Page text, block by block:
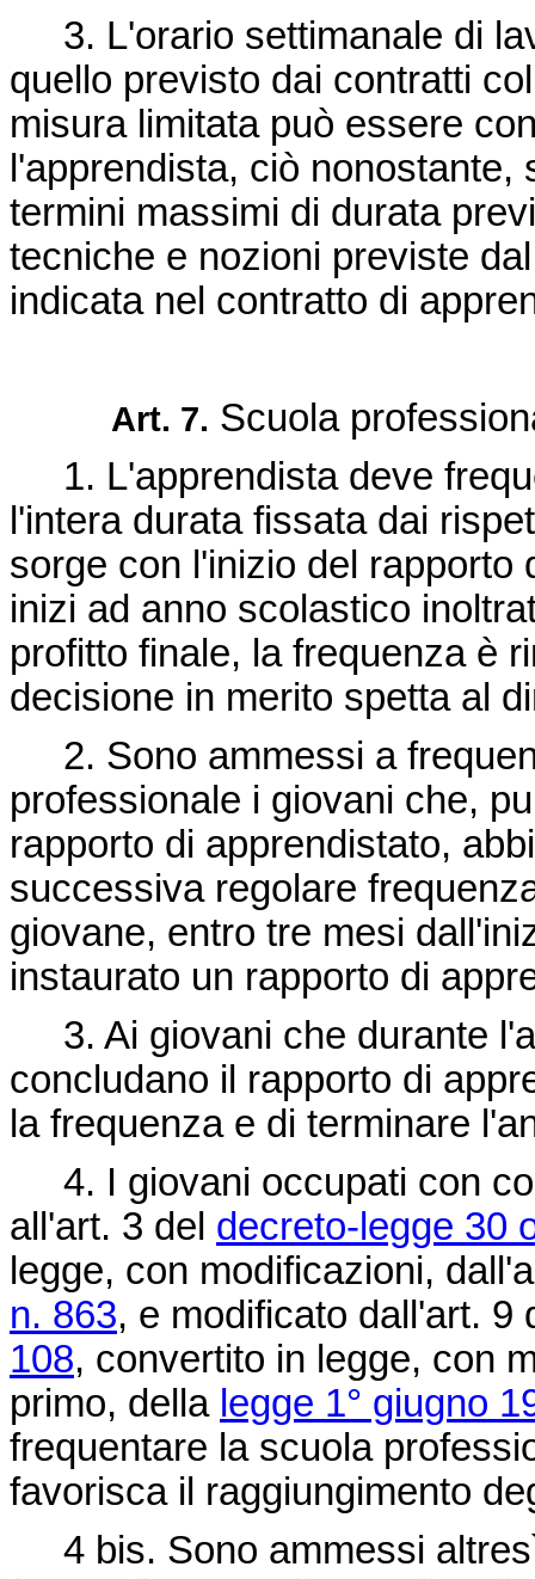
3. L'orario settimanale di
quello previsto dai contratti
misura limitata può essere
l'apprendista, ciò
termini massimi di durata
tecniche e nozioni previste
indicata nel contratto di
Art. 7. Scuola
1. L'apprendista deve
l'intera durata fissata dai
sorge con l'inizio del rapporto
inizi ad anno scolastico
profitto finale, la frequenza è
decisione in merito spetta al
2. Sono ammessi a
professionale i giovani che,
rapporto di apprendistato,
successiva regolare
giovane, entro tre mesi
instaurato un rapporto di
3. Ai giovani che durante
concludano il rapporto di
la frequenza e di terminare
4. I giovani occupati con
all'art. 3 del decreto-legge 30
legge, con modificazioni,
n. 863, e modificato dall'art. 9
108, convertito in legge, con
primo, della legge 1° giugno
frequentare la scuola
favorisca il raggiungimento
4 bis. Sono ammessi